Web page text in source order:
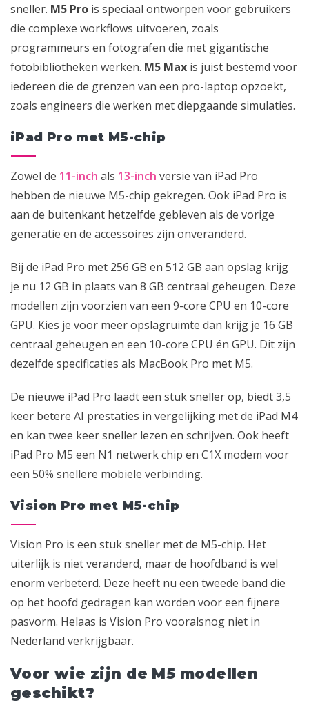
sneller. M5 Pro is speciaal ontworpen voor gebruikers
die complexe workflows uitvoeren, zoals
programmeurs en fotografen die met gigantische
fotobibliotheken werken. M5 Max is juist bestemd voor
iedereen die de grenzen van een pro-laptop opzoekt,
zoals engineers die werken met diepgaande simulaties.
iPad Pro met M5-chip
Zowel de 11-inch als 13-inch versie van iPad Pro
hebben de nieuwe M5-chip gekregen. Ook iPad Pro is
aan de buitenkant hetzelfde gebleven als de vorige
generatie en de accessoires zijn onveranderd.
Bij de iPad Pro met 256 GB en 512 GB aan opslag krijg
je nu 12 GB in plaats van 8 GB centraal geheugen. Deze
modellen zijn voorzien van een 9-core CPU en 10-core
GPU. Kies je voor meer opslagruimte dan krijg je 16 GB
centraal geheugen en een 10-core CPU én GPU. Dit zijn
dezelfde specificaties als MacBook Pro met M5.
De nieuwe iPad Pro laadt een stuk sneller op, biedt 3,5
keer betere AI prestaties in vergelijking met de iPad M4
en kan twee keer sneller lezen en schrijven. Ook heeft
iPad Pro M5 een N1 netwerk chip en C1X modem voor
een 50% snellere mobiele verbinding.
Vision Pro met M5-chip
Vision Pro is een stuk sneller met de M5-chip. Het
uiterlijk is niet veranderd, maar de hoofdband is wel
enorm verbeterd. Deze heeft nu een tweede band die
op het hoofd gedragen kan worden voor een fijnere
pasvorm. Helaas is Vision Pro vooralsnog niet in
Nederland verkrijgbaar.
Voor wie zijn de M5 modellen
geschikt?